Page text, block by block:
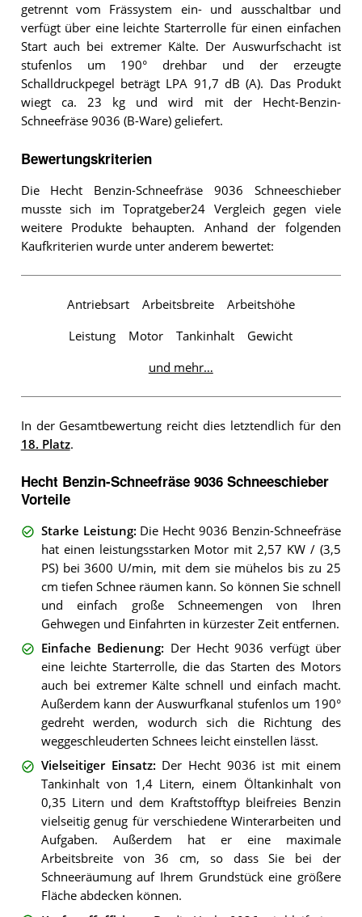
getrennt vom Frässystem ein- und ausschaltbar und
verfügt über eine leichte Starterrolle für einen einfachen
Start auch bei extremer Kälte. Der Auswurfschacht ist
stufenlos um 190° drehbar und der erzeugte
Schalldruckpegel beträgt LPA 91,7 dB (A). Das Produkt
wiegt ca. 23 kg und wird mit der Hecht-Benzin-
Schneefräse 9036 (B-Ware) geliefert.
Bewertungskriterien
Die Hecht Benzin-Schneefräse 9036 Schneeschieber
musste sich im Topratgeber24 Vergleich gegen viele
weitere Produkte behaupten. Anhand der folgenden
Kaufkriterien wurde unter anderem bewertet:
Antriebsart Arbeitsbreite Arbeitshöhe
Leistung Motor Tankinhalt Gewicht
und mehr…
In der Gesamtbewertung reicht dies letztendlich für den
18. Platz.
Hecht Benzin-Schneefräse 9036 Schneeschieber
Vorteile
Starke Leistung: Die Hecht 9036 Benzin-Schneefräse
hat einen leistungsstarken Motor mit 2,57 KW / (3,5
PS) bei 3600 U/min, mit dem sie mühelos bis zu 25
cm tiefen Schnee räumen kann. So können Sie schnell
und einfach große Schneemengen von Ihren
Gehwegen und Einfahrten in kürzester Zeit entfernen.
Einfache Bedienung: Der Hecht 9036 verfügt über
eine leichte Starterrolle, die das Starten des Motors
auch bei extremer Kälte schnell und einfach macht.
Außerdem kann der Auswurfkanal stufenlos um 190°
gedreht werden, wodurch sich die Richtung des
weggeschleuderten Schnees leicht einstellen lässt.
Vielseitiger Einsatz: Der Hecht 9036 ist mit einem
Tankinhalt von 1,4 Litern, einem Öltankinhalt von
0,35 Litern und dem Kraftstofftyp bleifreies Benzin
vielseitig genug für verschiedene Winterarbeiten und
Aufgaben. Außerdem hat er eine maximale
Arbeitsbreite von 36 cm, so dass Sie bei der
Schneeräumung auf Ihrem Grundstück eine größere
Fläche abdecken können.